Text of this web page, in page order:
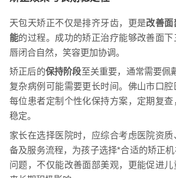
天包天矫正不仅是排齐牙齿，更是改善面
能的过程。成功的矫正治疗能够改善面
唇闭合自然，笑容更加协调。
矫正后的保持阶段至关重要，通常需要佩
复杂病例可能需要更长时间。佛山市口
每位患者定制个性化保持方案，定期复查
稳定。
家长在选择医院时，应综合考虑医院资
备及服务流程，为孩子选择*合适的矫正
问题，不仅能改善面部美观，更能促进